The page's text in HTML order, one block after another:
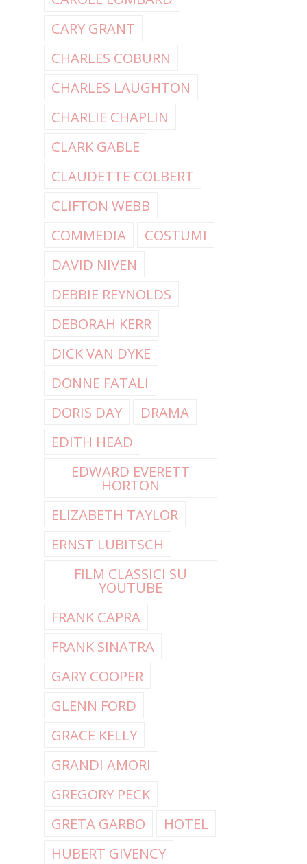
CARY GRANT
CHARLES COBURN
CHARLES LAUGHTON
CHARLIE CHAPLIN
CLARK GABLE
CLAUDETTE COLBERT
CLIFTON WEBB
COMMEDIA
COSTUMI
DAVID NIVEN
DEBBIE REYNOLDS
DEBORAH KERR
DICK VAN DYKE
DONNE FATALI
DORIS DAY
DRAMA
EDITH HEAD
EDWARD EVERETT
HORTON
ELIZABETH TAYLOR
ERNST LUBITSCH
FILM CLASSICI SU
YOUTUBE
FRANK CAPRA
FRANK SINATRA
GARY COOPER
GLENN FORD
GRACE KELLY
GRANDI AMORI
GREGORY PECK
GRETA GARBO
HOTEL
HUBERT GIVENCY